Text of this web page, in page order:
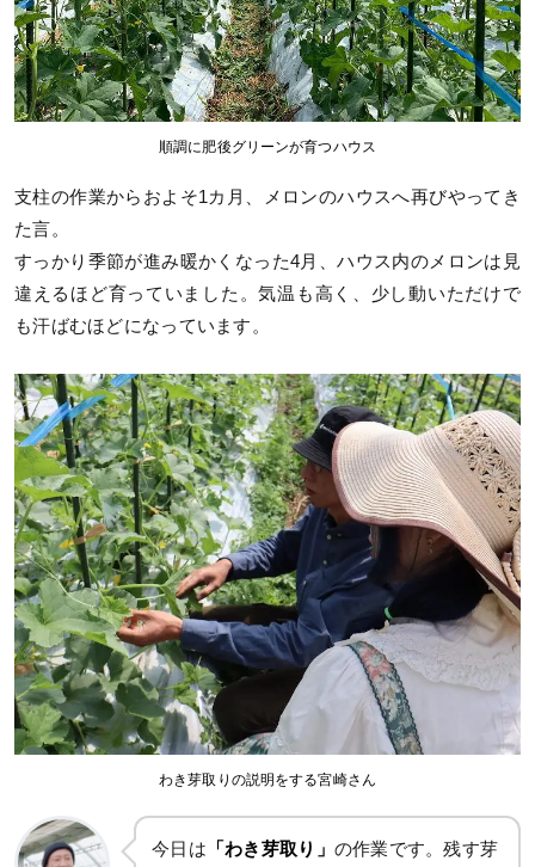
順調に肥後グリーンが育つハウス
支柱の作業からおよそ1カ月、メロンのハウスへ再びやってき
た言。
すっかり季節が進み暖かくなった4月、ハウス内のメロンは見
違えるほど育っていました。気温も高く、少し動いただけで
も汗ばむほどになっています。
わき芽取りの説明をする宮崎さん
今日は 「わき芽取り」 の作業です。残す芽